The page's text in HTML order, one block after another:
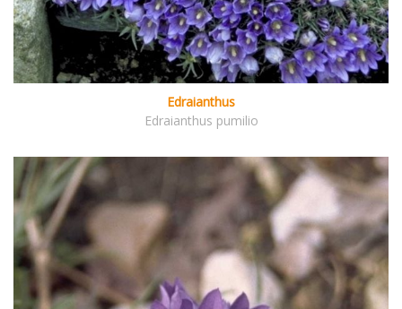
Edraianthus
Edraianthus pumilio